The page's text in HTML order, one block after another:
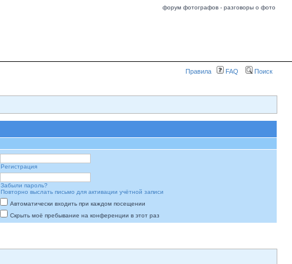
форум фотографов - разговоры о фото
Правила FAQ Поиск
Регистрация
Забыли пароль?
Повторно выслать письмо для активации учётной записи
Автоматически входить при каждом посещении
Скрыть моё пребывание на конференции в этот раз